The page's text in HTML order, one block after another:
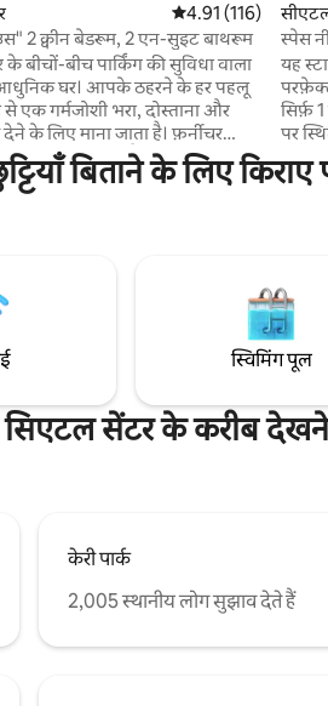
औसत रेटिंग 5 में से 4.91,
4.91 (116)
2 क्वीन बेडरूम, 2 एन-सुइट बाथरूम
बीचों-बीच पार्किंग की सुविधा वाला
घर। आपके ठहरने के हर पहलू
से एक गर्मजोशी भरा, दोस्ताना और
के लिए माना जाता है। फ़र्नीचर
और सुरुचिपूर्ण है और मुख्य लिविंग
इनडोर/आउटडोर है, जो रोशनी
है। पाइक प्लेस, कैपिटल
उपलब्ध हैं कि आपकी लिस्टिंग 5 स्टार है
से कम उम्र के बच्चों को साथ न लाएँ
स्पेस
यह
सिर्फ़
पर
मिनट
मिनट
बिताने के लिए
स्विमिंग पूल
सिएटल सेंटर के करीब
केरी पार्क
2,005 स्थानीय लोग सुझाव देते हैं